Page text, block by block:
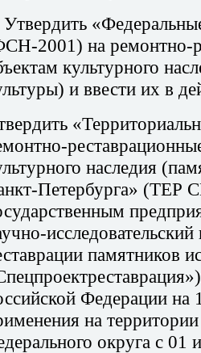
Утвердить
2001) на ремонтно-
культурного
и ввести их в
вердить
тно-реставрационны
наследия
Петербурга» (ТЕР
памятников
трест
Федерации на
на
округа с 01